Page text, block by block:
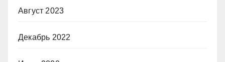
Август 2023
Декабрь 2022